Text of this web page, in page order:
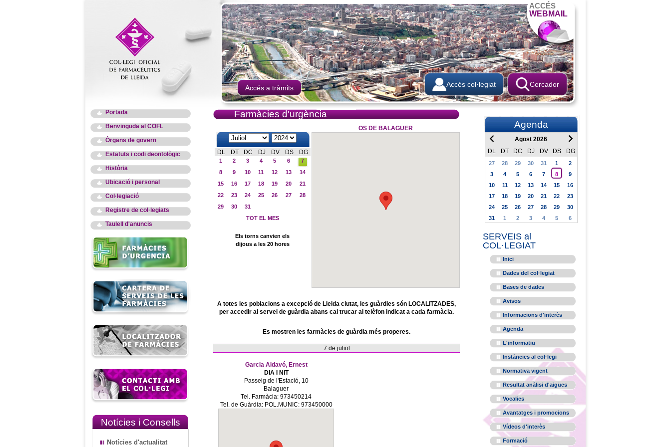
ACCÉS
WEBMAIL
Accés a tràmits Cercador
Accés col·legiat
Portada
Benvinguda al COFL
Òrgans de govern
Estatuts i codi deontològic
Història
Ubicació i personal
Col·legiació
Registre de col·legiats
Taulell d'anuncis
Notícies i Consells
Notícies d'actualitat
Farmàcies d'urgència
DL DT DC DJ DV DS DG
1 2 3 4 5 6
7
8
9 10 11 12 13
14
15
16 17 18 19 20
21
22
23 24 25 26 27
28
29
30
31
TOT EL MES
Els torns canvien els
dijous a les 20 hores
OS DE BALAGUER
A totes les poblacions a excepció de Lleida ciutat, les guàrdies són LOCALITZADES,
per accedir al servei de guàrdia abans cal trucar al telèfon indicat a cada farmàcia.
Es mostren les farmàcies de guàrdia més properes.
7 de juliol
Garcia Aldavó, Ernest
DIA I NIT
Passeig de l'Estació, 10
Balaguer
Tel. Farmàcia: 973450214
Tel. de Guàrdia: POL.MUNIC: 973450000
Agenda
Agost 2026
DL
DT DC DJ DV DS DG
27 28 29 30 31 1
2
3
4 5 6 7 8
9
10
11 12 13 14 15
16
17
18 19 20 21 22
23
24
25 26 27 28 29
30
31
1 2 3 4 5 6
SERVEIS al
COL·LEGIAT
Inici
Dades del col·legiat
Bases de dades
Avisos
Informacions d'interès
Agenda
L'informatiu
Instàncies al col·legi
Normativa vigent
Resultat anàlisi d'aigües
Vocalies
Avantatges i promocions
Vídeos d'interès
Formació